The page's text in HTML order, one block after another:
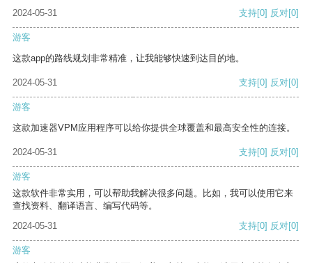
2024-05-31
支持[0] 反对[0]
游客
这款app的路线规划非常精准，让我能够快速到达目的地。
2024-05-31 支持[0] 反对[0]
游客
这款加速器VPM应用程序可以给你提供全球覆盖和最高安全性的连接。
2024-05-31 支持[0] 反对[0]
游客
这款软件非常实用，可以帮助我解决很多问题。比如，我可以使用它来
查找资料、翻译语言、编写代码等。
2024-05-31
支持[0] 反对[0]
游客